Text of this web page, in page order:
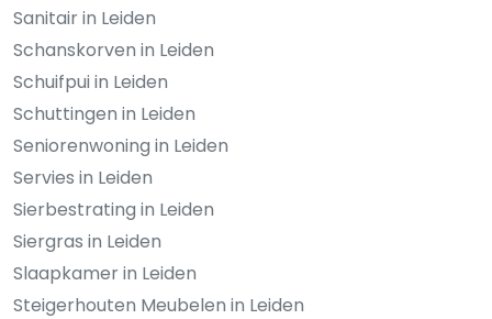
Sanitair in Leiden
Schanskorven in Leiden
Schuifpui in Leiden
Schuttingen in Leiden
Seniorenwoning in Leiden
Servies in Leiden
Sierbestrating in Leiden
Siergras in Leiden
Slaapkamer in Leiden
Steigerhouten Meubelen in Leiden